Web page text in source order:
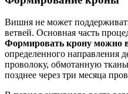
Вишня не может
ветвей. Основная часть
Формировать крону можно в
определенного направления
проволоку, обмотанную
позднее через три месяца